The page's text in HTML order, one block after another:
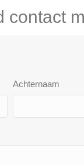
contact
Achternaam